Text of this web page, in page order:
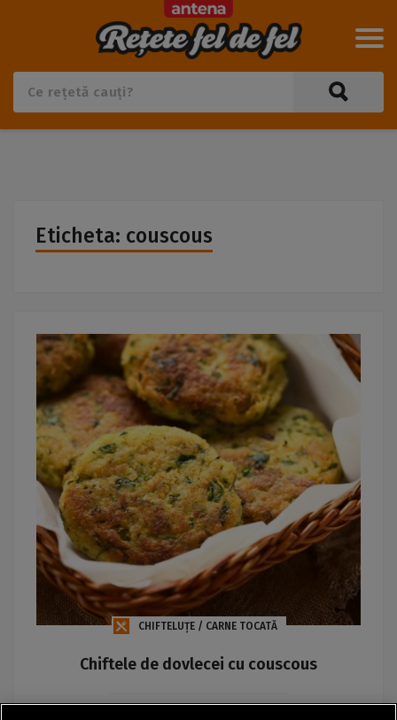
Eticheta: couscous
CHIFTELUȚE / CARNE TOCATĂ
Chiftele de dovlecei cu couscous